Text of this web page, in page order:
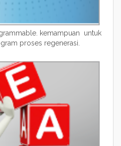
kemampuan untuk
proses regenerasi.